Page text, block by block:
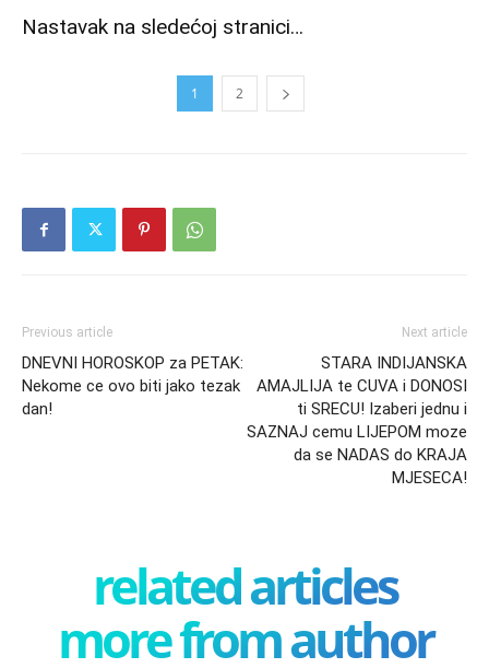
Nastavak na sledećoj stranici…
1 2
Previous article
DNEVNI HOROSKOP za PETAK:
Nekome ce ovo biti jako tezak
dan!
Next article
STARA INDIJANSKA
AMAJLIJA te CUVA i DONOSI
ti SRECU! Izaberi jednu i
SAZNAJ cemu LIJEPOM moze
da se NADAS do KRAJA
MJESECA!
related articles
more from author